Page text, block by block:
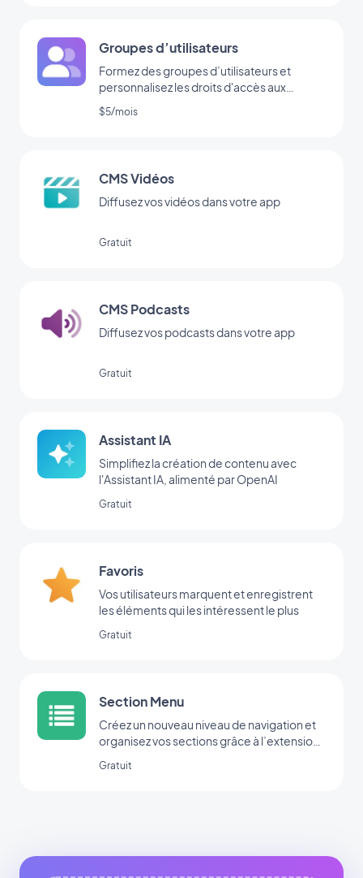
Groupes d’utilisateurs
Formez des groupes d’utilisateurs et
personnalisez les droits d'accès aux
sections de votre app.
$5/mois
CMS Vidéos
Diffusez vos vidéos dans votre app
Gratuit
CMS Podcasts
Diffusez vos podcasts dans votre app
Gratuit
Assistant IA
Simplifiez la création de contenu avec
l'Assistant IA, alimenté par OpenAI
Gratuit
Favoris
Vos utilisateurs marquent et enregistrent
les éléments qui les intéressent le plus
Gratuit
Section Menu
Créez un nouveau niveau de navigation et
organisez vos sections grâce à l’extension
Gratuit